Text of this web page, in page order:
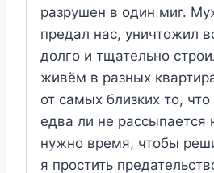
разрушен в один миг.
предал нас, уничтожил
долго и тщательно
живём в разных
от самых близких то,
едва ли не рассыпается
нужно время, чтобы
я простить